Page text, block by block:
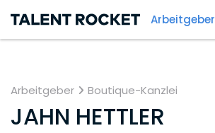
Arbeitgeber
Arbeitgeber Boutique-Kanzlei
JAHN HETTLER